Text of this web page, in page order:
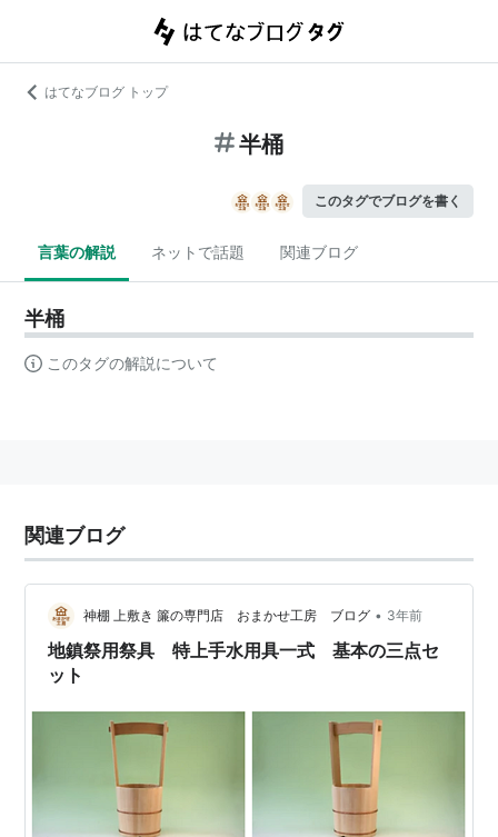
はてなブログ トップ
半桶
このタグでブログを書く
言葉の解説 ネットで話題 関連ブログ
半桶
このタグの解説について
関連ブログ
神棚 上敷き 簾の専門店 おまかせ工房 ブログ • 3年前
地鎮祭用祭具 特上手水用具一式 基本の三点セ
ット